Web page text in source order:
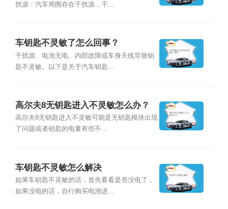
扰源：汽车周围存在干扰源，干...
车钥匙不灵敏了怎么回事？
干扰源、电池无电、内部故障或车身天线导致钥
匙不灵敏。以下是关于汽车钥匙...
高尔夫8无钥匙进入不灵敏怎么办？
高尔夫8无钥匙进入不灵敏可能是无钥匙模块出现
了问题或者钥匙的电量有些不...
车钥匙不灵敏怎么解决
如果车钥匙不灵敏的话，首先看看是否没电了，
如果没电的话，自行购买电池进...